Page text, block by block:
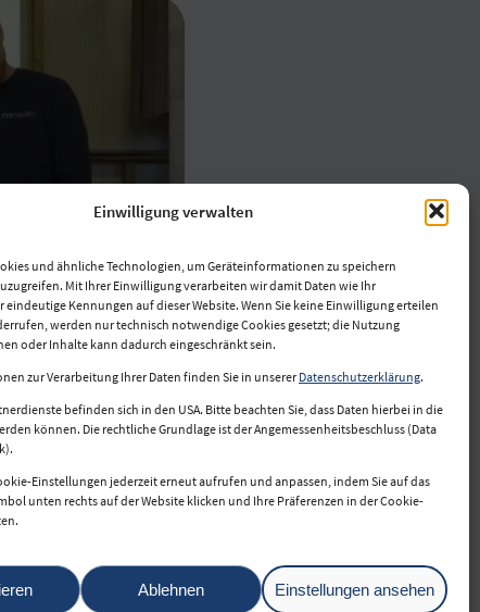
Einwilligung verwalten
und ähnliche Technologien, um Geräteinformationen zu speichern
Mit Ihrer Einwilligung verarbeiten wir damit Daten wie Ihr
Kennungen auf dieser Website. Wenn Sie keine Einwilligung erteilen
werden nur technisch notwendige Cookies gesetzt; die Nutzung
oder Inhalte kann dadurch eingeschränkt sein.
zur Verarbeitung Ihrer Daten finden Sie in unsererDatenschutzerklärung.
befinden sich in den USA. Bitte beachten Sie, dass Daten hierbei in die
können. Die rechtliche Grundlage ist der Angemessenheitsbeschluss (Data
Einstellungen jederzeit erneut aufrufen und anpassen, indem Sie auf das
unten rechts auf der Website klicken und Ihre Präferenzen in der Cookie-
Ablehnen Einstellungen ansehen